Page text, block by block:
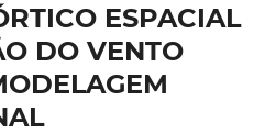
ESPACIAL
DO VENTO